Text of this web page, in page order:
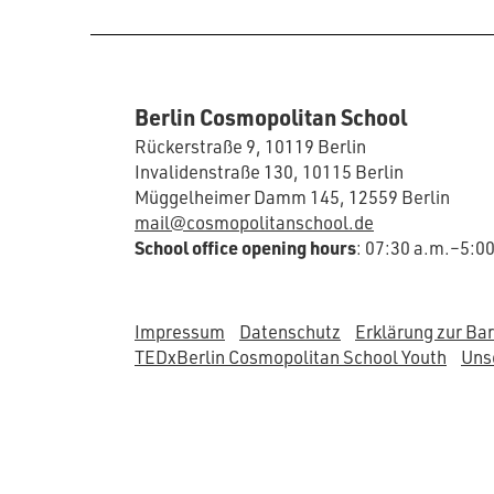
Berlin Cosmopolitan School
Rückerstraße 9, 10119 Berlin
Invalidenstraße 130, 10115 Berlin
Müggelheimer Damm 145, 12559 Berlin
mail@cosmopolitanschool.de
School office opening hours: 07:30
Impressum Datenschutz
Erklärung zur
TEDxBerlin Cosmopolitan School Youth